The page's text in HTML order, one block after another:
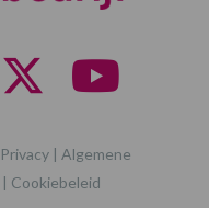
Privacy | Algemene
| Cookiebeleid